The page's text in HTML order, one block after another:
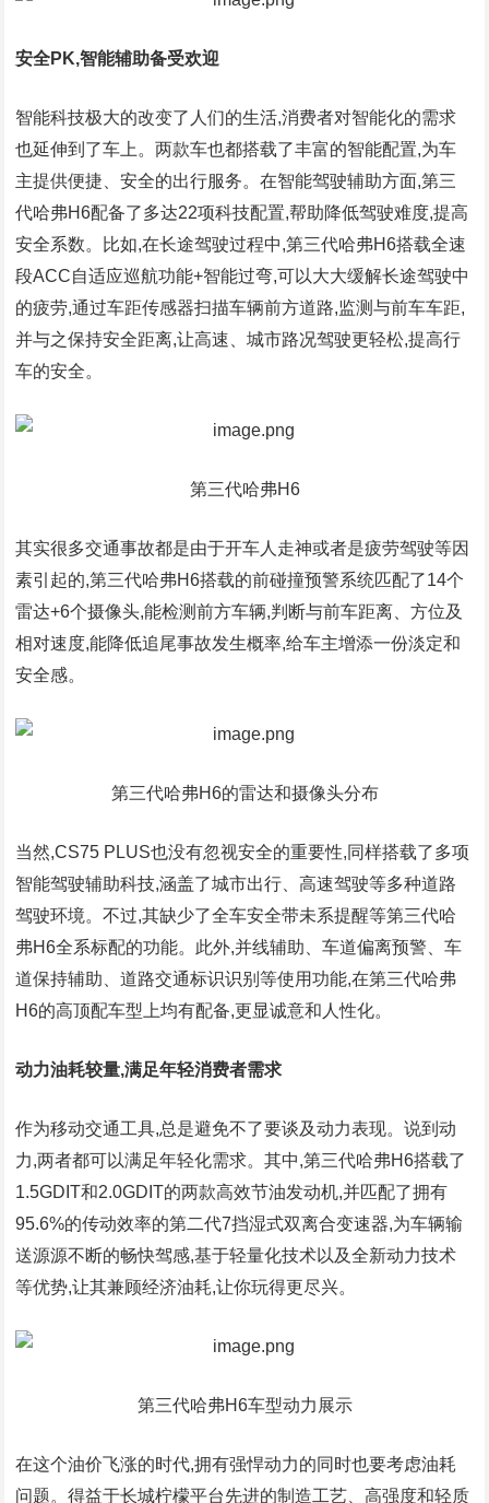
安全PK,智能辅助备受欢迎
智能科技极大的改变了人们的生活,消费者对智能化的需求
也延伸到了车上。两款车也都搭载了丰富的智能配置,为车
主提供便捷、安全的出行服务。在智能驾驶辅助方面,第三
代哈弗H6配备了多达22项科技配置,帮助降低驾驶难度,提高
安全系数。比如,在长途驾驶过程中,第三代哈弗H6搭载全速
段ACC自适应巡航功能+智能过弯,可以大大缓解长途驾驶中
的疲劳,通过车距传感器扫描车辆前方道路,监测与前车车距,
并与之保持安全距离,让高速、城市路况驾驶更轻松,提高行
车的安全。
第三代哈弗H6
其实很多交通事故都是由于开车人走神或者是疲劳驾驶等因
素引起的,第三代哈弗H6搭载的前碰撞预警系统匹配了14个
雷达+6个摄像头,能检测前方车辆,判断与前车距离、方位及
相对速度,能降低追尾事故发生概率,给车主增添一份淡定和
安全感。
第三代哈弗H6的雷达和摄像头分布
当然,CS75 PLUS也没有忽视安全的重要性,同样搭载了多项
智能驾驶辅助科技,涵盖了城市出行、高速驾驶等多种道路
驾驶环境。不过,其缺少了全车安全带未系提醒等第三代哈
弗H6全系标配的功能。此外,并线辅助、车道偏离预警、车
道保持辅助、道路交通标识识别等使用功能,在第三代哈弗
H6的高顶配车型上均有配备,更显诚意和人性化。
动力油耗较量,满足年轻消费者需求
作为移动交通工具,总是避免不了要谈及动力表现。说到动
力,两者都可以满足年轻化需求。其中,第三代哈弗H6搭载了
1.5GDIT和2.0GDIT的两款高效节油发动机,并匹配了拥有
95.6%的传动效率的第二代7挡湿式双离合变速器,为车辆输
送源源不断的畅快驾感,基于轻量化技术以及全新动力技术
等优势,让其兼顾经济油耗,让你玩得更尽兴。
第三代哈弗H6车型动力展示
在这个油价飞涨的时代,拥有强悍动力的同时也要考虑油耗
问题。得益于长城柠檬平台先进的制造工艺、高强度和轻质